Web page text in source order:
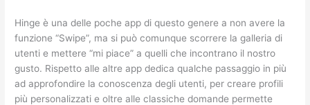
Hinge è una delle poche app di questo genere a non avere la
funzione “Swipe”, ma si può comunque scorrere la galleria di
utenti e mettere “mi piace” a quelli che incontrano il nostro
gusto. Rispetto alle altre app dedica qualche passaggio in più
ad approfondire la conoscenza degli utenti, per creare profili
più personalizzati e oltre alle classiche domande permette